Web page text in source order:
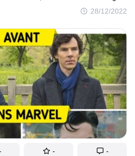
28/12/2022
qui doivent aller à la salle de sport
la bonne masse musculaire.
même jouer un personnage qui est
ou plus petit. Et c’est là que les
astuces.
- -